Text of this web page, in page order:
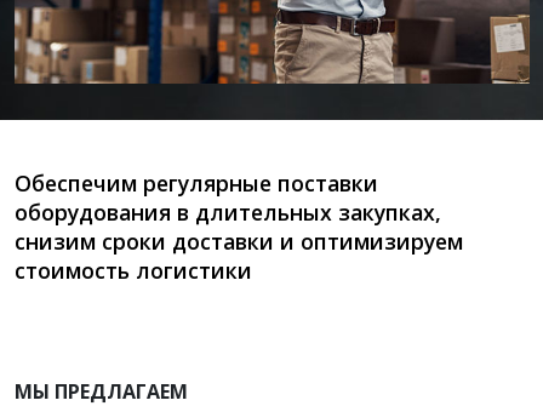
Обеспечим регулярные поставки
оборудования в длительных закупках,
снизим сроки доставки и оптимизируем
стоимость логистики
МЫ ПРЕДЛАГАЕМ